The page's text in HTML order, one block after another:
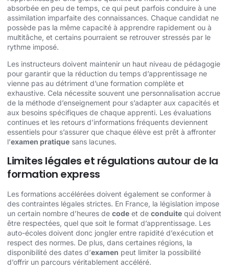
absorbée en peu de temps, ce qui peut parfois conduire à une
assimilation imparfaite des connaissances. Chaque candidat ne
possède pas la même capacité à apprendre rapidement ou à
multitâche, et certains pourraient se retrouver stressés par le
rythme imposé.
Les instructeurs doivent maintenir un haut niveau de pédagogie
pour garantir que la réduction du temps d’apprentissage ne
vienne pas au détriment d’une formation complète et
exhaustive. Cela nécessite souvent une personnalisation accrue
de la méthode d’enseignement pour s’adapter aux capacités et
aux besoins spécifiques de chaque apprenti. Les évaluations
continues et les retours d’informations fréquents deviennent
essentiels pour s’assurer que chaque élève est prêt à affronter
l’examen pratique sans lacunes.
Limites légales et régulations autour de la
formation express
Les formations accélérées doivent également se conformer à
des contraintes légales strictes. En France, la législation impose
un certain nombre d’heures de code et de conduite qui doivent
être respectées, quel que soit le format d’apprentissage. Les
auto-écoles doivent donc jongler entre rapidité d’exécution et
respect des normes. De plus, dans certaines régions, la
disponibilité des dates d’examen peut limiter la possibilité
d’offrir un parcours véritablement accéléré.